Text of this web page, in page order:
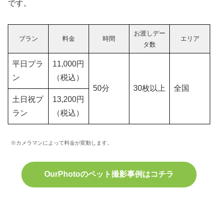
です。
プラン 料金 時間
お渡しデー
タ数
エリア
平日プラ
ン
11,000円
（税込）
50分
30枚以上
全国
土日祝プ
ラン
13,200円
（税込）
※カメラマンによって料金が変動します。
OurPhotoのペット撮影事例はコチラ